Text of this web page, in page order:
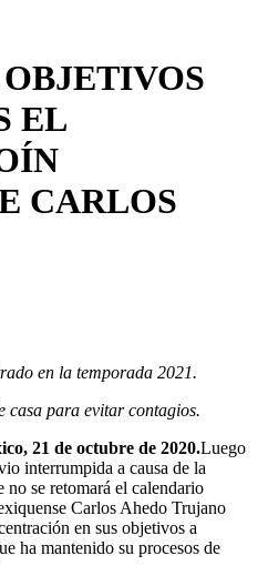
EL
CARLOS
en la temporada 2021.
casa para evitar contagios.
21 de octubre de 2020.Luego
interrumpida a causa de la
se retomará el calendario
Carlos Ahedo Trujano
en sus objetivos a
ha mantenido su procesos de